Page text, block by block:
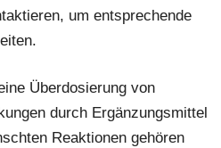
um entsprechende
Überdosierung von
durch Ergänzungsmittel
Reaktionen gehören